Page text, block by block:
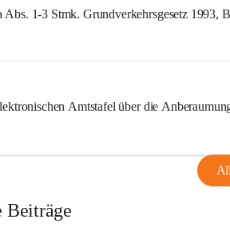
Abs. 1-3 Stmk. Grundverkehrsgesetz 1993,
Amtstafel über die
Beiträge